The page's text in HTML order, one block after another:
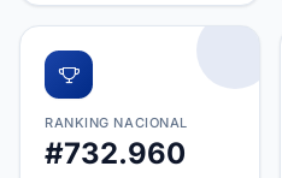
RANKING NACIONAL
#732.960